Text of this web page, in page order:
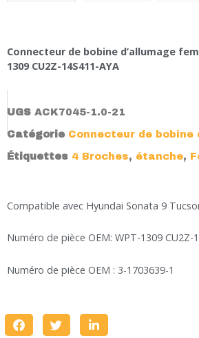
Connecteur de bobine d’allumage
1309 CU2Z-14S411-AYA
UGS ACK7045-1.0-21
Catégorie Connecteur de bobine
Étiquettes 4 Broches, étanche,
Compatible avec Hyundai Sonata 9
Numéro de pièce OEM: WPT-1309 CU2Z-
Numéro de pièce OEM : 3-1703639-1